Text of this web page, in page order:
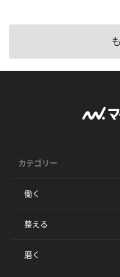
カテゴリー
働く
整える
磨く